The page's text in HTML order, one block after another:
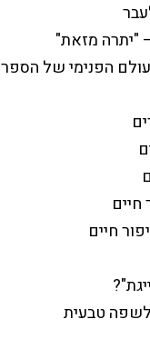
"יתרה מזאת"
הפנימי של הספר
חיים
חיים
לשפה טבעית